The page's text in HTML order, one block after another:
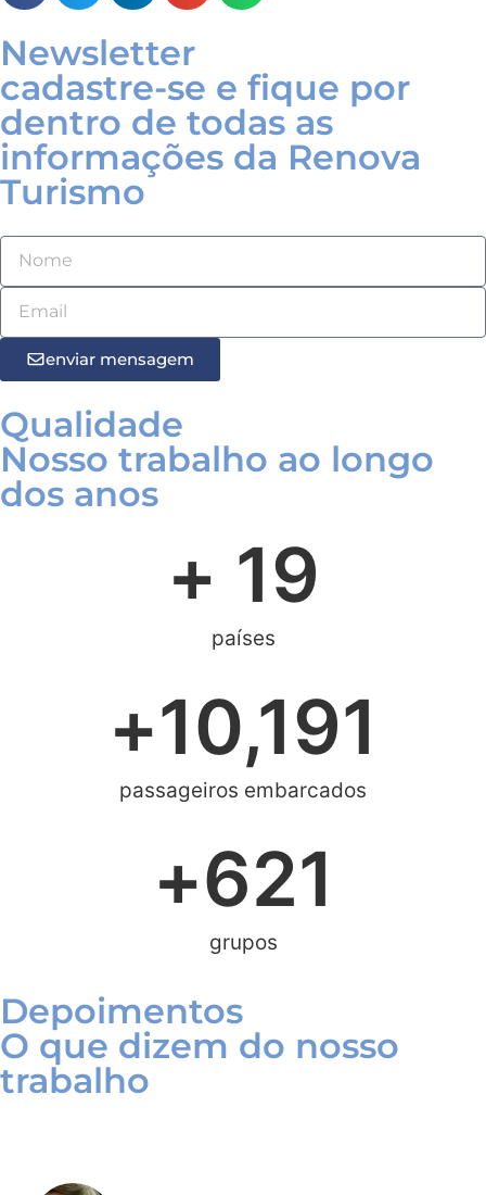
Newsletter
cadastre-se e fique por
dentro de todas as
informações da Renova
Turismo
enviar mensagem
Qualidade
Nosso trabalho ao longo
dos anos
países
+ 19
passageiros embarcados
+10,191
grupos
+621
Depoimentos
O que dizem do nosso
trabalho